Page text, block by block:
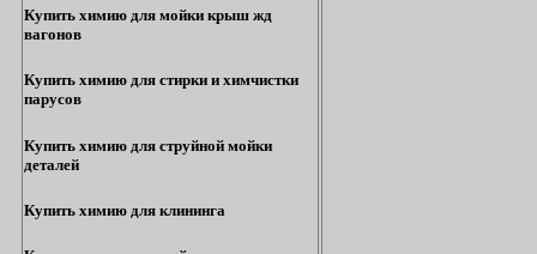
Купить химию для мойки крыш жд
вагонов
Купить химию для стирки и химчистки
парусов
Купить химию для струйной мойки
деталей
Купить химию для клининга